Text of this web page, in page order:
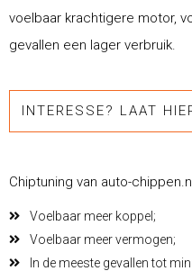
voelbaar krachtigere motor,
gevallen een lager verbruik.
INTERESSE? LAAT
Chiptuning van auto-
Voelbaar meer koppel;
Voelbaar meer vermogen;
In de meeste gevallen tot